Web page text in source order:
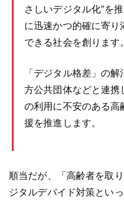
さしいデジタル化”を
に迅速かつ的確に寄
できる社会を創ります。
「デジタル格差」の
方公共団体などと連携
の利用に不安のある高
援を推進します。
順当だが、「高齢者を取
ジタルデバイド対策とい